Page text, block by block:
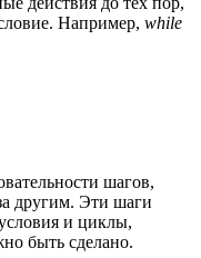
Например, while
шагов,
другим. Эти шаги
и циклы,
быть сделано.